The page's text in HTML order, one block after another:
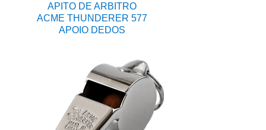
APITO DE ARBITRO
ACME THUNDERER 577
APOIO DEDOS